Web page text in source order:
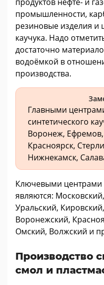
промышленности,
резиновые изделия и
каучука. Надо
достаточно
водоёмкой в
производства.
Главными
синтетического
Воронеж,
Красноярск,
Нижнекамск,
Ключевыми центрами
являются:
Уральский,
Воронежский,
Омский, Волжский и
Производство
смол и